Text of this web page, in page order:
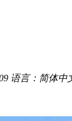
语言：简体中